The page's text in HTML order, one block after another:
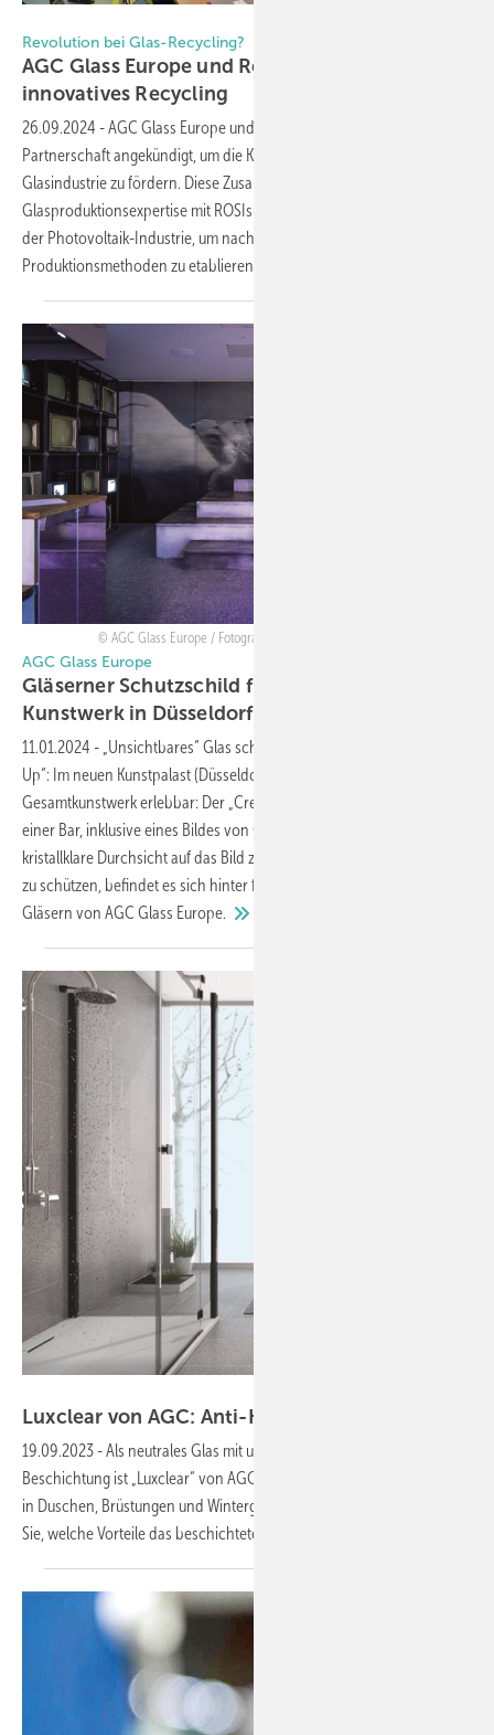
Revolution bei Glas-Recycling?
AGC Glass Europe und Rosi bündeln Kräfte für
innovatives Recycling
26.09.2024 -AGC Glass Europe und Rosi haben eine strategische
Partnerschaft angekündigt, um die Kreislaufwirtschaft in der
Glasindustrie zu fördern. Diese Zusammenarbeit vereint AGCs
Glasproduktionsexpertise mit ROSIs innovativem Recyclingansatz aus
der Photovoltaik-Industrie, um nachhaltige und kohlenstoffarme
Produktionsmethoden zu etablieren. Hier die
AGC Glass Europe / Fotografin Anne Orthen / Werk: Gerhard Richter
AGC Glass Europe
Gläserner Schutzschild für Gerhard Richter
Kunstwerk in Düsseldorf
11.01.2024 - „Unsichtbares“ Glas schützt Gerhard Richters „Pin
Up“: Im neuen Kunstpalast (Düsseldorf) ist jetzt ein besonderes
Gesamtkunstwerk erlebbar: Der „Creamcheese-Raum“, der Nachbau
einer Bar, inklusive eines Bildes von Gerhard Richter. Um eine
kristallklare Durchsicht auf das Bild zu ermöglichen und es gleichzeitig
zu schützen, befindet es sich hinter fast unsichtbaren Clearsight-
Gläsern von AGC Glass Europe.
Luxclear von AGC: Anti-Korrosions-Schicht
19.09.2023 -Als neutrales Glas mit unsichtbarer Anti-Korrosions-
Beschichtung ist „Luxclear“ von AGC Glass Europe für die Anwendung
in Duschen, Brüstungen und Wintergärten prädestiniert. Hier erfahren
Sie, welche Vorteile das beschichtete Glas